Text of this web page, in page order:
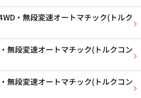
・無段変速オートマチック(トルク
無段変速オートマチック(トルクコン
無段変速オートマチック(トルクコン